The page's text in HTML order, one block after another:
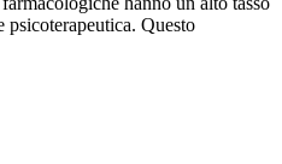
psicoterapeutica. Questo